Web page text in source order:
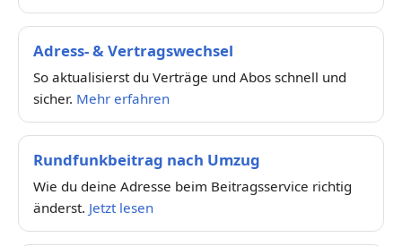
Adress- & Vertragswechsel
So aktualisierst du Verträge und Abos schnell und
sicher. Mehr erfahren
Rundfunkbeitrag nach Umzug
Wie du deine Adresse beim Beitragsservice richtig
änderst. Jetzt lesen